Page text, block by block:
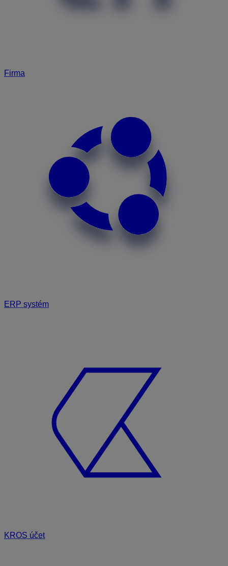
Firma
ERP systém
KROS účet